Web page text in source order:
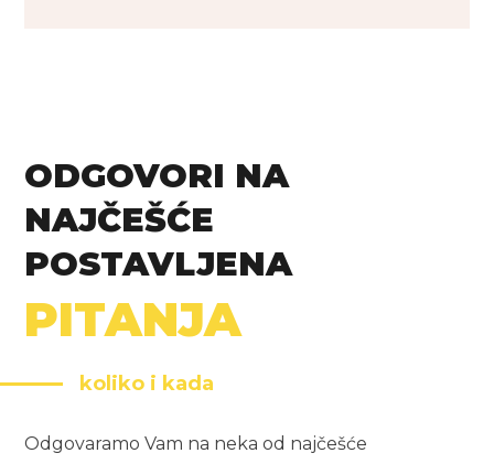
koliko i kada
ODGOVORI NA
NAJČEŠĆE
POSTAVLJENA
PITANJA
Odgovaramo Vam na neka od najčešće